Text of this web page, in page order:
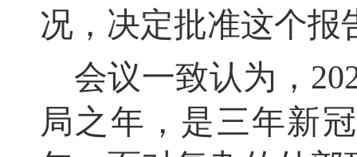
况，决定批准这个报
会议一致认为，
局之年，是三年新